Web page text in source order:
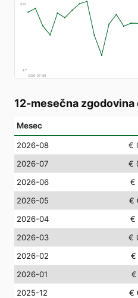
€83
€7
2026-07-09
12-mesečna zgodovina
Mesec
2026-08 €
2026-07
€
2026-06
€
2026-05
€
2026-04
€
2026-03
€
2026-02
€
2026-01
€
2025-12
€